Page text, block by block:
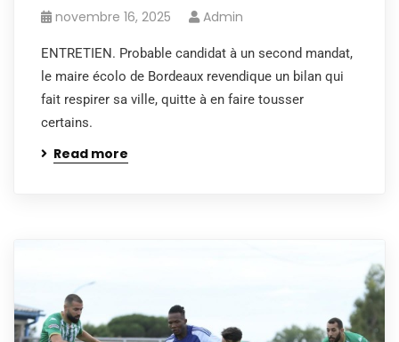
novembre 16, 2025 Admin
ENTRETIEN. Probable candidat à un second mandat,
le maire écolo de Bordeaux revendique un bilan qui
fait respirer sa ville, quitte à en faire tousser
certains.
Read more